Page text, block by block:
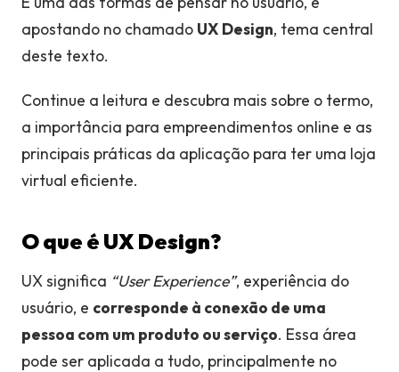
apostando no chamado UX Design, tema central
deste texto.
Continue a leitura e descubra mais sobre o termo,
a importância para empreendimentos online e as
principais práticas da aplicação para ter uma loja
virtual eficiente.
O que é UX Design?
UX significa “User Experience”, experiência do
usuário, e corresponde à conexão de uma
pessoa com um produto ou serviço. Essa área
pode ser aplicada a tudo, principalmente no